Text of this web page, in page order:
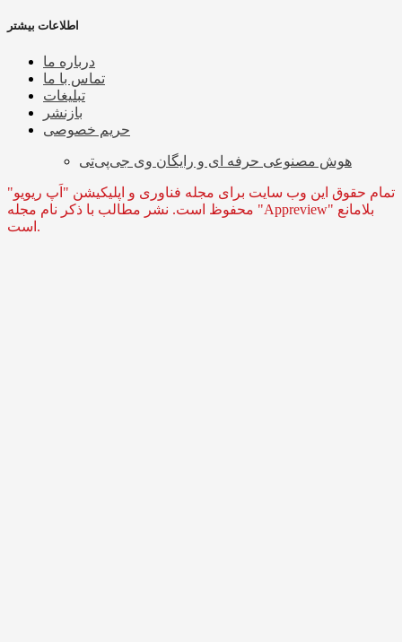
اطلاعات بیشتر
درباره ما
تماس با ما
تبلیغات
بازنشر
حریم خصوصی
هوش مصنوعی حرفه ای و رایگان وی جی‌پی‌تی
تمام حقوق این وب سایت برای مجله فناوری و اپلیکیشن "اَپ ریویو"
محفوظ است. نشر مطالب با ذکر نام مجله "Appreview" بلامانع
است.